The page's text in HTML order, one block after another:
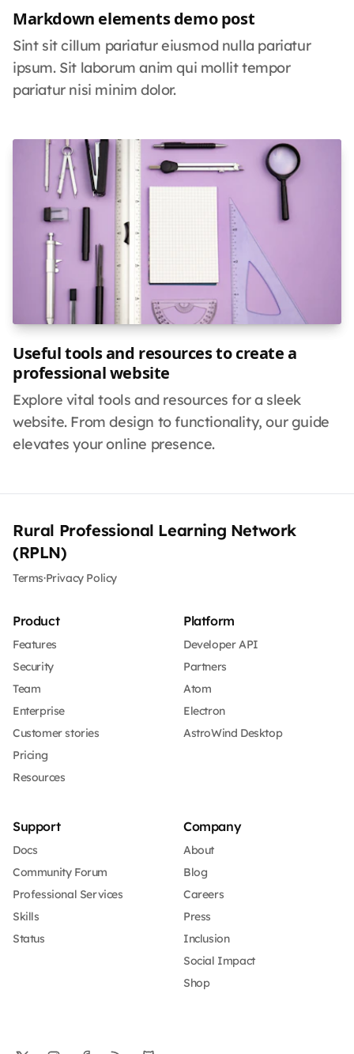
Markdown elements demo post
Sint sit cillum pariatur eiusmod nulla pariatur
ipsum. Sit laborum anim qui mollit tempor
pariatur nisi minim dolor.
Useful tools and resources to create a
professional website
Explore vital tools and resources for a sleek
website. From design to functionality, our guide
elevates your online presence.
Rural Professional Learning Network
(RPLN)
Terms·Privacy Policy
Product
Features
Security
Team
Enterprise
Customer stories
Pricing
Resources
Platform
Developer API
Partners
Atom
Electron
AstroWind Desktop
Support
Docs
Community Forum
Professional Services
Skills
Status
Company
About
Blog
Careers
Press
Inclusion
Social Impact
Shop